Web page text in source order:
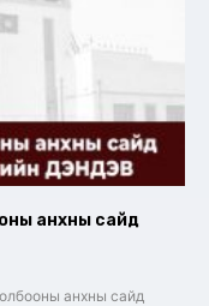
анхны сайд
анхны сайд